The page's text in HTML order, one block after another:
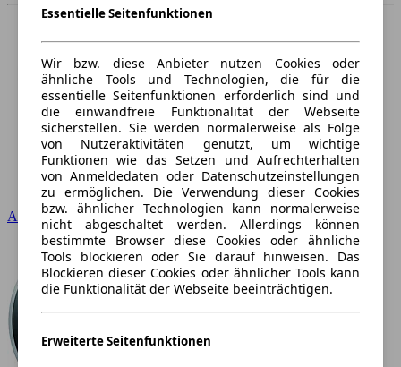
Audi
Essentielle Seitenfunktionen
Wir bzw. diese Anbieter nutzen Cookies oder
ähnliche Tools und Technologien, die für die
essentielle Seitenfunktionen erforderlich sind und
die einwandfreie Funktionalität der Webseite
sicherstellen. Sie werden normalerweise als Folge
von Nutzeraktivitäten genutzt, um wichtige
Funktionen wie das Setzen und Aufrechterhalten
von Anmeldedaten oder Datenschutzeinstellungen
zu ermöglichen. Die Verwendung dieser Cookies
bzw. ähnlicher Technologien kann normalerweise
nicht abgeschaltet werden. Allerdings können
bestimmte Browser diese Cookies oder ähnliche
Tools blockieren oder Sie darauf hinweisen. Das
Blockieren dieser Cookies oder ähnlicher Tools kann
die Funktionalität der Webseite beeinträchtigen.
Erweiterte Seitenfunktionen